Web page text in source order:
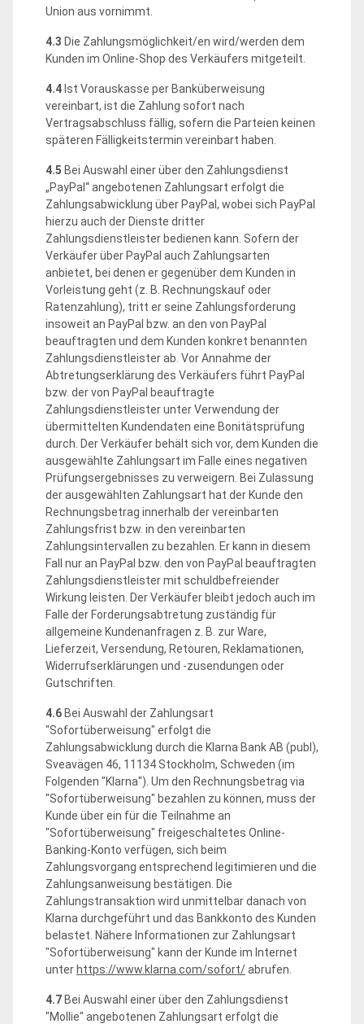
Union aus vornimmt.
4.3 Die Zahlungsmöglichkeit/en wird/werden dem
Kunden im Online-Shop des Verkäufers mitgeteilt.
4.4 Ist Vorauskasse per Banküberweisung
vereinbart, ist die Zahlung sofort nach
Vertragsabschluss fällig, sofern die Parteien keinen
späteren Fälligkeitstermin vereinbart haben.
4.5 Bei Auswahl einer über den Zahlungsdienst
„PayPal“ angebotenen Zahlungsart erfolgt die
Zahlungsabwicklung über PayPal, wobei sich PayPal
hierzu auch der Dienste dritter
Zahlungsdienstleister bedienen kann. Sofern der
Verkäufer über PayPal auch Zahlungsarten
anbietet, bei denen er gegenüber dem Kunden in
Vorleistung geht (z. B. Rechnungskauf oder
Ratenzahlung), tritt er seine Zahlungsforderung
insoweit an PayPal bzw. an den von PayPal
beauftragten und dem Kunden konkret benannten
Zahlungsdienstleister ab. Vor Annahme der
Abtretungserklärung des Verkäufers führt PayPal
bzw. der von PayPal beauftragte
Zahlungsdienstleister unter Verwendung der
übermittelten Kundendaten eine Bonitätsprüfung
durch. Der Verkäufer behält sich vor, dem Kunden die
ausgewählte Zahlungsart im Falle eines negativen
Prüfungsergebnisses zu verweigern. Bei Zulassung
der ausgewählten Zahlungsart hat der Kunde den
Rechnungsbetrag innerhalb der vereinbarten
Zahlungsfrist bzw. in den vereinbarten
Zahlungsintervallen zu bezahlen. Er kann in diesem
Fall nur an PayPal bzw. den von PayPal beauftragten
Zahlungsdienstleister mit schuldbefreiender
Wirkung leisten. Der Verkäufer bleibt jedoch auch im
Falle der Forderungsabtretung zuständig für
allgemeine Kundenanfragen z. B. zur Ware,
Lieferzeit, Versendung, Retouren, Reklamationen,
Widerrufserklärungen und -zusendungen oder
Gutschriften.
4.6 Bei Auswahl der Zahlungsart
"Sofortüberweisung" erfolgt die
Zahlungsabwicklung durch die Klarna Bank AB (publ),
Sveavägen 46, 11134 Stockholm, Schweden (im
Folgenden "Klarna"). Um den Rechnungsbetrag via
"Sofortüberweisung" bezahlen zu können, muss der
Kunde über ein für die Teilnahme an
"Sofortüberweisung" freigeschaltetes Online-
Banking-Konto verfügen, sich beim
Zahlungsvorgang entsprechend legitimieren und die
Zahlungsanweisung bestätigen. Die
Zahlungstransaktion wird unmittelbar danach von
Klarna durchgeführt und das Bankkonto des Kunden
belastet. Nähere Informationen zur Zahlungsart
"Sofortüberweisung" kann der Kunde im Internet
unter https://www.klarna.com/sofort/abrufen.
4.7 Bei Auswahl einer über den Zahlungsdienst
"Mollie" angebotenen Zahlungsart erfolgt die